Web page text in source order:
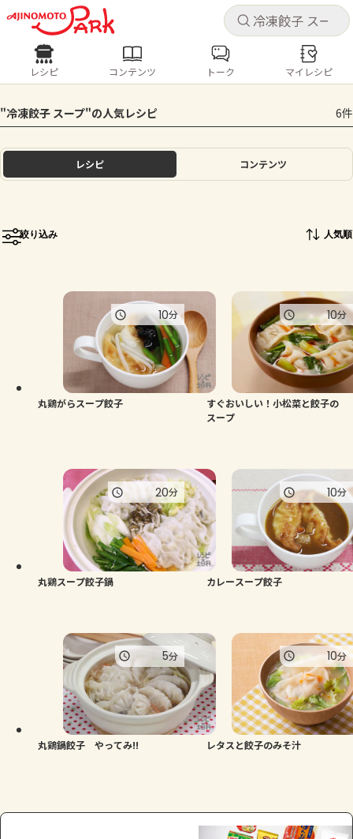
キャ
ログインするとレシピを保存できます
ログイン
ホーム
トーク
よくあるお問い合わせ
お買い物
キャ
レシピ コンテンツ
人気の食材・レシピ
きゅうり なす トマト とうもろこし
ピーマン
レシピ コンテンツ トーク マイレシピ
"冷凍餃子 スープ"の人気レシピ 6件
レシピ コンテンツ
絞り込み 人気順
丸鶏がらスープ餃子
10分
すぐおいしい！小松菜と餃子の
スープ
10分
丸鶏スープ餃子鍋
20分
カレースープ餃子
10分
丸鶏鍋餃子 やってみ!!
5分
レタスと餃子のみそ汁
10分